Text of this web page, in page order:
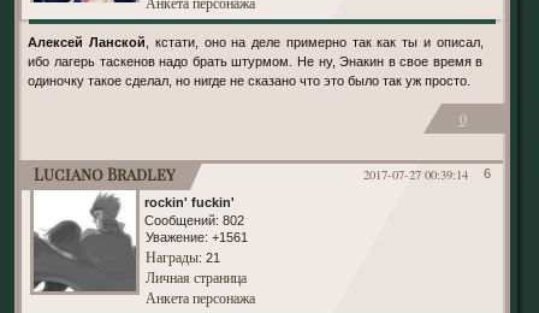
Алексей Ланской , кстати, оно на деле примерно так как ты и описал,
ибо лагерь таскенов надо брать штурмом. Не ну, Энакин в свое время в
одиночку такое сделал, но нигде не сказано что это было так уж просто.
0
6
2017-07-27 00:39:14
Luciano Bradley
rockin' fuckin'
Сообщений: 802
Уважение: +1561
Награды: 21
Личная страница
Анкета персонажа